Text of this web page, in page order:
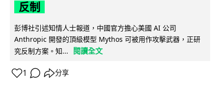
反制
彭博社引述知情人士報道，中國官方擔心美國 AI 公司
Anthropic 開發的頂級模型 Mythos 可被用作攻擊武器，正研
究反制方案。知...
閱讀全文
1 分享